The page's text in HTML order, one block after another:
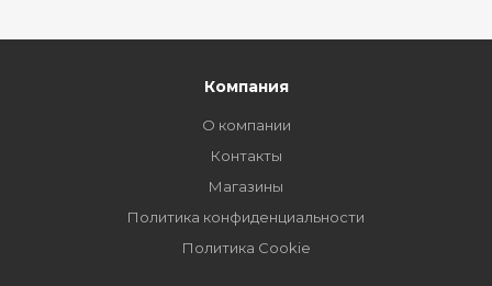
Компания
О компании
Контакты
Магазины
Политика конфиденциальности
Политика Cookie